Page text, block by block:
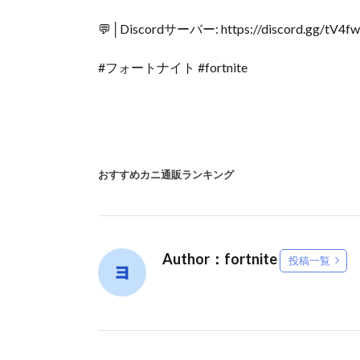
💬│Discordサーバー: https://discord.gg/
#フォートナイト #fortnite
おすすめカニ通販ランキング
Author：fortnite 投稿一覧